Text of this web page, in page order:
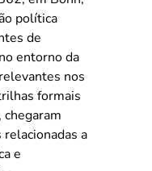
política
de
entorno da
nos
formais
a
e